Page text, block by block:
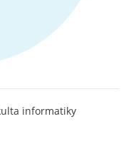
informatiky